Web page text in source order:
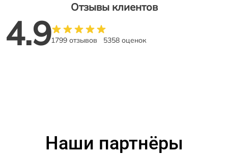
Отзывы клиентов
4.91799 отзывов 5358 оценок
Наши партнёры